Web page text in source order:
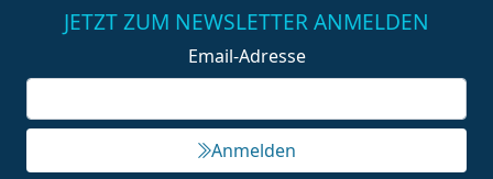
JETZT ZUM NEWSLETTER ANMELDEN
Email-Adresse
Anmelden